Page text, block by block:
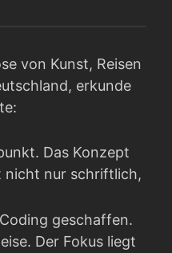
von Kunst, Reisen
erkunde
Das Konzept
nicht nur schriftlich,
geschaffen.
Der Fokus liegt